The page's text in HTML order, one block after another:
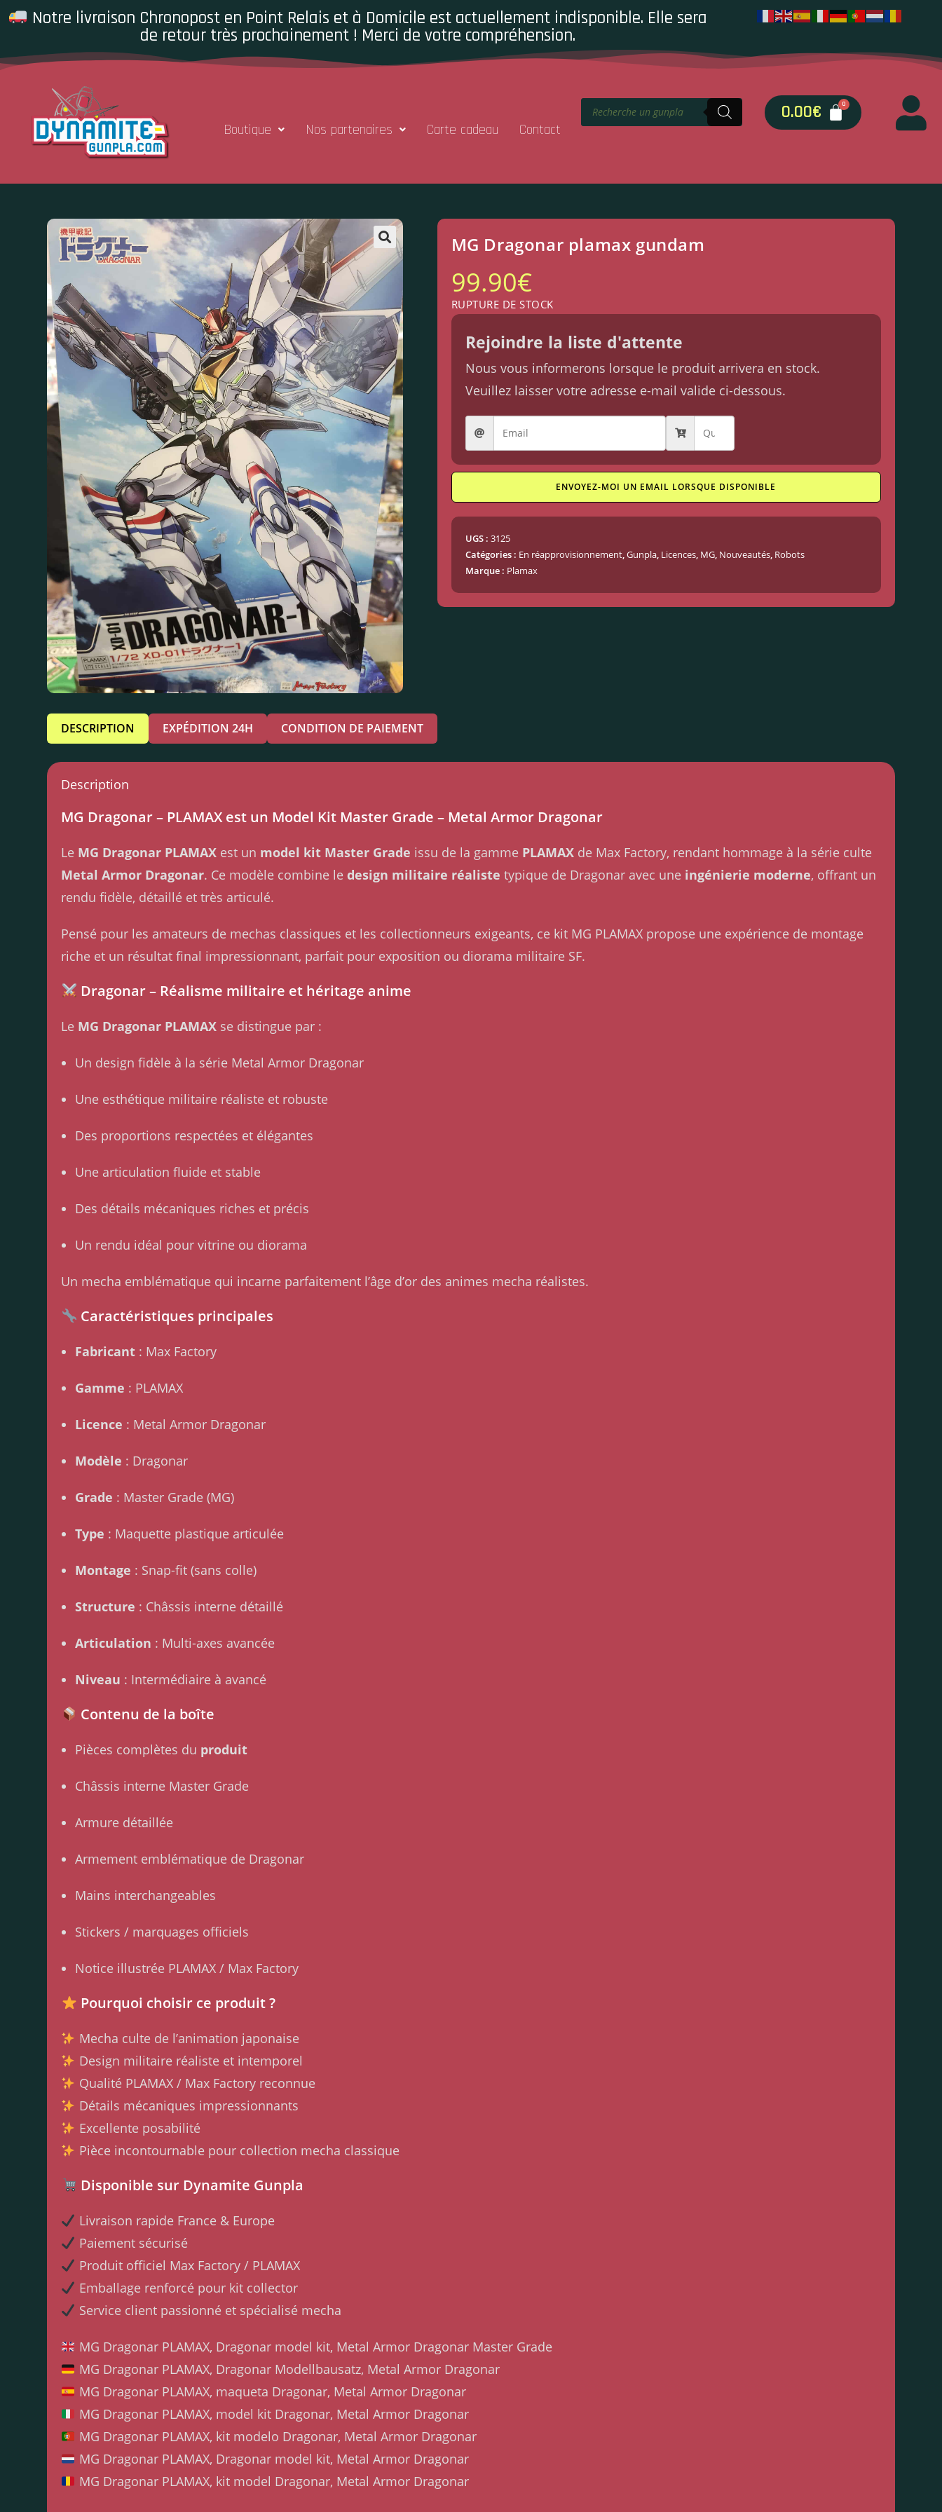
Notre livraison Chronopost en Point Relais et à Domicile est actuellement indisponible. Elle sera
de retour très prochainement ! Merci de votre compréhension.
Boutique Nos partenaires Carte cadeau Contact
0.00€
MG Dragonar plamax gundam
99.90€
RUPTURE DE STOCK
Rejoindre la liste d'attente
Nous vous informerons lorsque le produit arrivera en stock.
Veuillez laisser votre adresse e-mail valide ci-dessous.
ENVOYEZ-MOI UN EMAIL LORSQUE DISPONIBLE
UGS : 3125
Catégories : En réapprovisionnement, Gunpla, Licences, MG, Nouveautés, Robots
Marque : Plamax
DESCRIPTION EXPÉDITION 24H CONDITION DE PAIEMENT
Description
MG Dragonar – PLAMAX est un Model Kit Master Grade – Metal Armor Dragonar
Le MG Dragonar PLAMAX est un model kit Master Grade issu de la gamme PLAMAX de Max Factory, rendant hommage à la série culte
Metal Armor Dragonar. Ce modèle combine ledesign militaire réaliste typique de Dragonar avec une ingénierie moderne, offrant un
rendu fidèle, détaillé et très articulé.
Pensé pour les amateurs de mechas classiques et les collectionneurs exigeants, ce kit MG PLAMAX propose une expérience de montage
riche et un résultat final impressionnant, parfait pour exposition ou diorama militaire SF.
Dragonar – Réalisme militaire et héritage anime
Le MG Dragonar PLAMAX se distingue par :
Un design fidèle à la série Metal Armor Dragonar
Une esthétique militaire réaliste et robuste
Des proportions respectées et élégantes
Une articulation fluide et stable
Des détails mécaniques riches et précis
Un rendu idéal pour vitrine ou diorama
Un mecha emblématique qui incarne parfaitement l’âge d’or des animes mecha réalistes.
Caractéristiques principales
Fabricant : Max Factory
Gamme : PLAMAX
Licence : Metal Armor Dragonar
Modèle : Dragonar
Grade : Master Grade (MG)
Type : Maquette plastique articulée
Montage : Snap-fit (sans colle)
Structure : Châssis interne détaillé
Articulation : Multi-axes avancée
Niveau : Intermédiaire à avancé
Contenu de la boîte
Pièces complètes du produit
Châssis interne Master Grade
Armure détaillée
Armement emblématique de Dragonar
Mains interchangeables
Stickers / marquages officiels
Notice illustrée PLAMAX / Max Factory
Pourquoi choisir ce produit ?
Mecha culte de l’animation japonaise
Design militaire réaliste et intemporel
Qualité PLAMAX / Max Factory reconnue
Détails mécaniques impressionnants
Excellente posabilité
Pièce incontournable pour collection mecha classique
Disponible sur Dynamite Gunpla
Livraison rapide France & Europe
Paiement sécurisé
Produit officiel Max Factory / PLAMAX
Emballage renforcé pour kit collector
Service client passionné et spécialisé mecha
MG Dragonar PLAMAX, Dragonar model kit, Metal Armor Dragonar Master Grade
MG Dragonar PLAMAX, Dragonar Modellbausatz, Metal Armor Dragonar
MG Dragonar PLAMAX, maqueta Dragonar, Metal Armor Dragonar
MG Dragonar PLAMAX, model kit Dragonar, Metal Armor Dragonar
MG Dragonar PLAMAX, kit modelo Dragonar, Metal Armor Dragonar
MG Dragonar PLAMAX, Dragonar model kit, Metal Armor Dragonar
MG Dragonar PLAMAX, kit model Dragonar, Metal Armor Dragonar